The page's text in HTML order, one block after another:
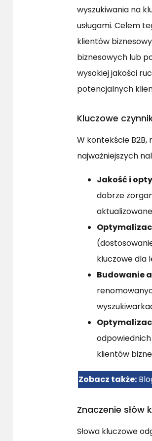
wyszukiwania na
usługami. Celem
klientów
biznesowych lub
wysokiej jakości
potencjalnych
Kluczowe
W kontekście B2B,
najważniejszych
Jakość i
dobrze
kluczowe dla
Budowanie
klientów
Zobacz także:
Znaczenie
Słowa kluczowe